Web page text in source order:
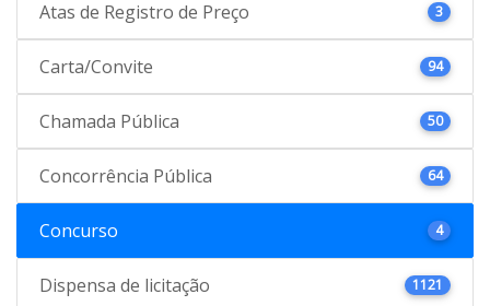
Atas de Registro de Preço 3
Carta/Convite 94
Chamada Pública 50
Concorrência Pública 64
Concurso 4
Dispensa de licitação 1121